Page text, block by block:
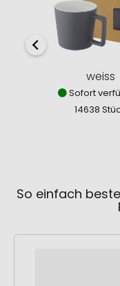
weiss
Sofort
14638
So einfach